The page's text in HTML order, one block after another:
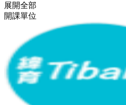
展開全部
開課單位